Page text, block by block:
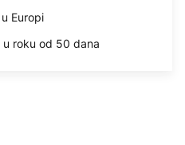
Europi
roku od 50 dana